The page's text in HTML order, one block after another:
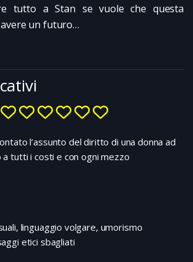
tutto a Stan se vuole che questa
un futuro…
l’assunto del diritto di una donna ad
a tutti i costi e con ogni mezzo
linguaggio volgare, umorismo
etici sbagliati